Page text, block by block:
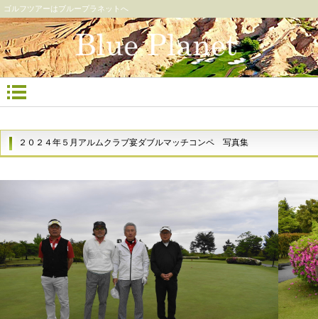
ゴルフツアーはブループラネットへ
２０２４年５月アルムクラブ宴ダブルマッチコンペ 写真集